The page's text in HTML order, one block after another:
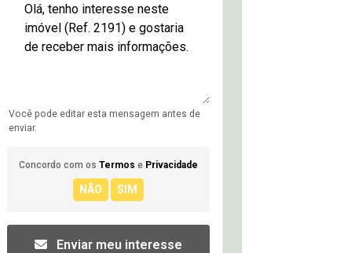
Você pode editar esta mensagem antes de
enviar.
Concordo com os Termos e Privacidade
Enviar meu interesse